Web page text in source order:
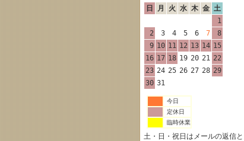
日
月 火 水 木 金 土
1
2
3 4 5 6 7
8
9 10 11 12 13 14 15
16 17 18 19 20 21 22
23 24 25 26 27 28 29
30 31
今日
定休日
臨時休業
土・日・祝日はメールの返信と